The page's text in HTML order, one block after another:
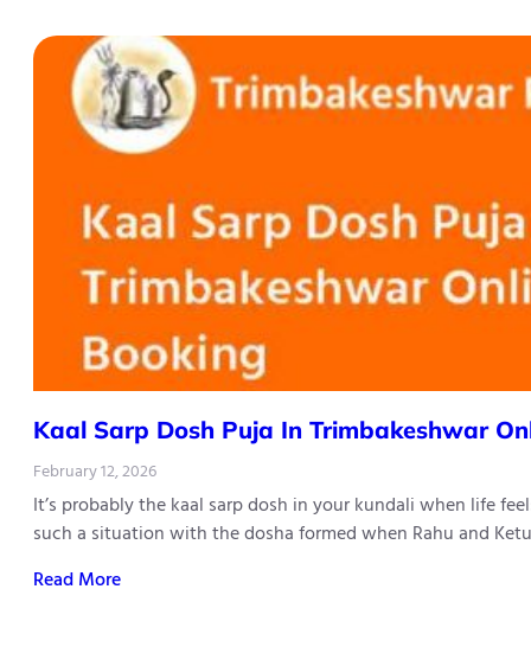
Kaal Sarp Dosh Puja In Trimbakeshwar
February 12, 2026
It’s probably the kaal sarp dosh in your kundali when life
such a situation with the dosha formed when Rahu and
Read More